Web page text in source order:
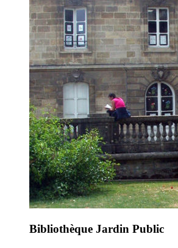
Bibliothèque Jardin Public